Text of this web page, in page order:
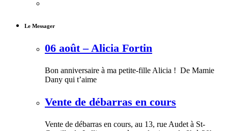
Le Messager
06 août – Alicia Fortin
Bon anniversaire à ma petite-fille Alicia ! De Mamie
Dany qui t’aime
Vente de débarras en cours
Vente de débarras en cours, au 13, rue Audet à St-